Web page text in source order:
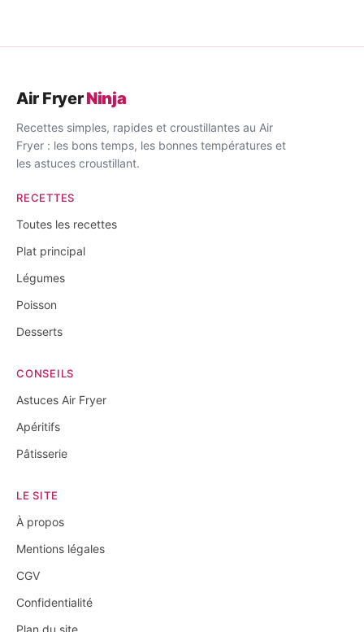
Air FryerNinja
Recettes simples, rapides et croustillantes au Air
Fryer : les bons temps, les bonnes températures et
les astuces croustillant.
RECETTES
Toutes les recettes
Plat principal
Légumes
Poisson
Desserts
CONSEILS
Astuces Air Fryer
Apéritifs
Pâtisserie
LE SITE
À propos
Mentions légales
CGV
Confidentialité